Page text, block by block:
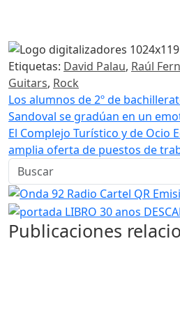
Etiquetas: David Palau, Raúl
Guitars, Rock
Navegación de
Los alumnos de 2º de
Sandoval se gradúan en un
El Complejo Turístico y de Ocio
amplia oferta de puestos de
Buscar en la web
Publicaciones